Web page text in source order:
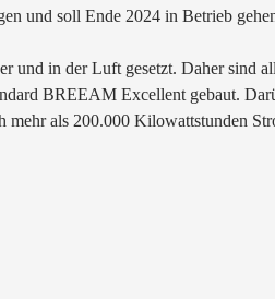
und soll Ende 2024 in Betrieb
in der Luft gesetzt. Daher sind
BREEAM Excellent gebaut.
mehr als 200.000 Kilowattstunden